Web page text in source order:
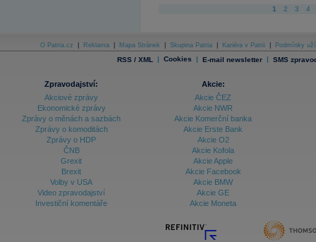
1 2 3 4
O Patria.cz Reklama Mapa Stránek Skupina Patria Kariéra v Patrii Podmínky
RSS / XML | Cookies | E-mail newsletter | SMS
Zpravodajství:
Akciové zprávy
Ekonomické zprávy
Zprávy o měnách a sazbách
Zprávy o komoditách
Zprávy o HDP
ČNB
Grexit
Brexit
Volby v USA
Video zpravodajství
Investiční komentáře
Akcie:
Akcie ČEZ
Akcie NWR
Akcie Komerční banka
Akcie Erste Bank
Akcie O2
Akcie Kofola
Akcie Apple
Akcie Facebook
Akcie BMW
Akcie GE
Akcie Moneta